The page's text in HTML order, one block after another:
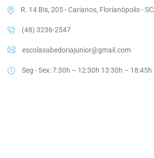
R. 14 Bis, 205 - Carianos, Florianópolis -
(48) 3236-2547
escolasabedoriajunior@gmail.com
Seg - Sex: 7:30h – 12:30h 13:30h – 18:45h